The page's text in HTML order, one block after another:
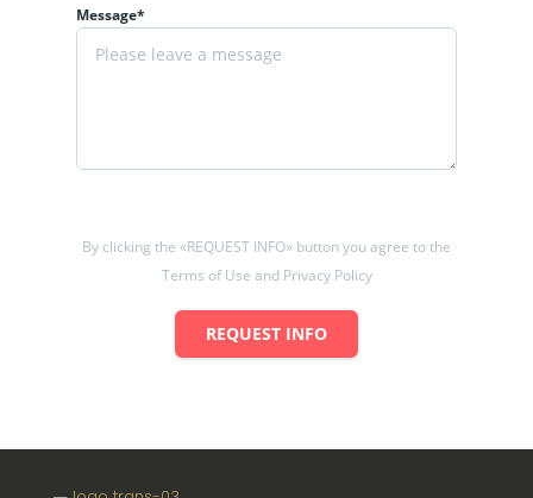
Message*
By clicking the «REQUEST INFO» button you agree to the
Terms of Use and Privacy Policy
REQUEST INFO